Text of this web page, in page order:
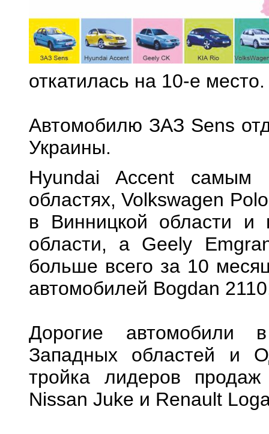
откатилась на 10-е место.
Автомобилю ЗАЗ Sens
Украины.
Hyundai Accent самым
областях, Volkswagen
в Винницкой области
области, а Geely
больше всего за 10
автомобилей Bogdan
Дорогие автомобили
Западных областей и
тройка лидеров
Nissan Juke и Renault